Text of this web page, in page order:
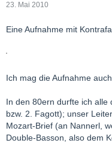
23. Mai 2010
Eine Aufnahme mit
Ich mag die Aufnahme
In den 80ern durfte ich alle
bzw. 2. Fagott); unser
Mozart-Brief (an Nannerl,
Double-Basson, also dem